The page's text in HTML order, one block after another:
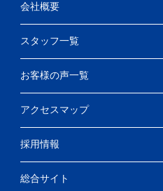
会社概要
スタッフ一覧
お客様の声一覧
アクセスマップ
採用情報
総合サイト